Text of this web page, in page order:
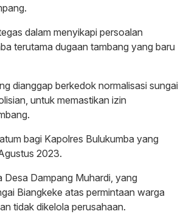
dalam menyikapi persoalan
terutama dugaan tambang yang baru
dianggap berkedok normalisasi sungai
untuk memastikan izin
bagi Kapolres Bulukumba yang
2023.
Desa Dampang Muhardi, yang
Biangkeke atas permintaan warga
tidak dikelola perusahaan.